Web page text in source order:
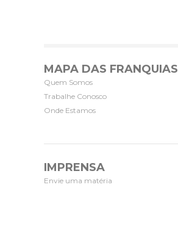
MAPA DAS FRANQUIAS
Quem Somos
Trabalhe Conosco
Onde Estamos
IMPRENSA
Envie uma matéria